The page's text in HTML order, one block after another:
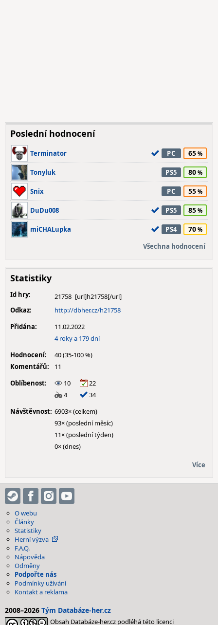
Poslední hodnocení
Terminator PC 65
Tonyluk PS5 80
Snix PC 55
DuDu008 PS5 85
miCHALupka PS4 70
Všechna hodnocení
Statistiky
Id hry:
21758
Odkaz:
http://dbher.cz/h21758
Přidána:
11.02.2022
4 roky a 179 dní
Hodnocení:
40 (35-100 %)
Komentářů:
11
Oblíbenost:
10
22
4
34
Návštěvnost: 6903× (celkem)
93× (poslední měsíc)
11× (poslední týden)
0× (dnes)
Více
O webu
Články
Statistiky
Herní výzva
F.A.Q.
Nápověda
Odměny
Podpořte nás
Podmínky užívání
Kontakt a reklama
2008–2026 Tým Databáze-her.cz
Obsah Databáze-her.cz podléhá této licenci